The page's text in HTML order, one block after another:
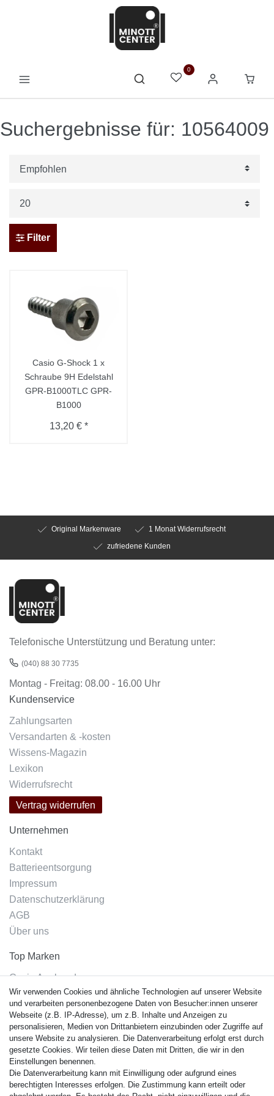
0
Suchergebnisse für: 10564009
Filter
Casio G-Shock 1 x
Schraube 9H Edelstahl
GPR-B1000TLC GPR-
B1000
13,20 € *
Original Markenware
1 Monat Widerrufsrecht
zufriedene Kunden
Telefonische Unterstützung und Beratung unter:
(040) 88 30 7735
Montag - Freitag: 08.00 - 16.00 Uhr
Kundenservice
Zahlungsarten
Versandarten & -kosten
Wissens-Magazin
Lexikon
Widerrufsrecht
Vertrag widerrufen
Unternehmen
Kontakt
Batterieentsorgung
Impressum
Datenschutzerklärung
AGB
Über uns
Top Marken
Casio Armband
Festina Armband
Citizen Armband
M. Lacroix Armband
J. Lemans Armband
Uhrenarmbänder - Alle
Sicherheit
Wir verwenden Cookies und ähnliche Technologien auf unserer Website
und verarbeiten personenbezogene Daten von Besucher:innen unserer
Webseite (z.B. IP-Adresse), um z.B. Inhalte und Anzeigen zu
personalisieren, Medien von Drittanbietern einzubinden oder Zugriffe auf
unsere Website zu analysieren. Die Datenverarbeitung erfolgt erst durch
gesetzte Cookies. Wir teilen diese Daten mit Dritten, die wir in den
Einstellungen benennen.
Die Datenverarbeitung kann mit Einwilligung oder aufgrund eines
berechtigten Interesses erfolgen. Die Zustimmung kann erteilt oder